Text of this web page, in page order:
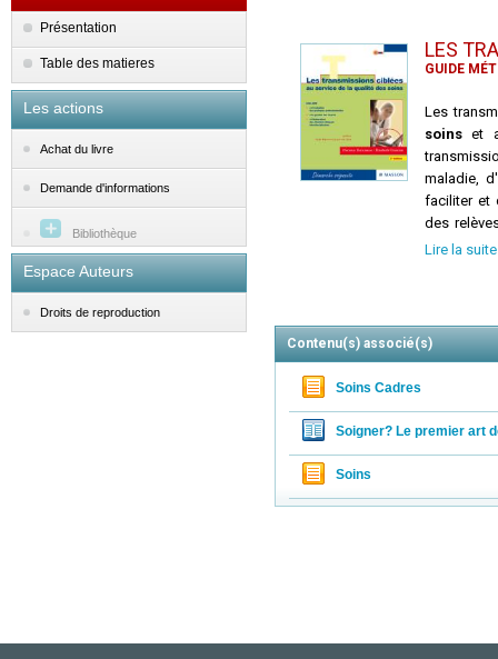
Présentation
Table des matieres
Les actions
Achat du livre
Demande d'informations
Bibliothèque
Espace Auteurs
Droits de reproduction
LES
GUIDE
Les
soins et
maladie,
faciliter et
des
dans les
par les
ciblées
Lire la suite
Contenu(s) associé(s)
Soins Cadres
Soigner? Le premier art
Soins